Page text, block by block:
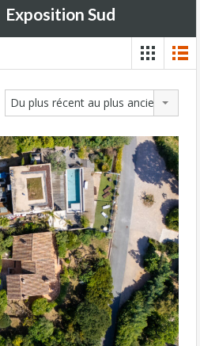
Exposition Sud
Du plus récent au plus ancien